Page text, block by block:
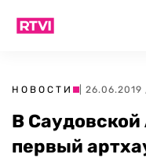
НОВОСТИ |
В
первый